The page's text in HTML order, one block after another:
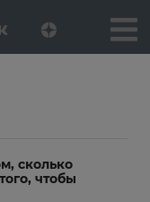
сколько
чтобы